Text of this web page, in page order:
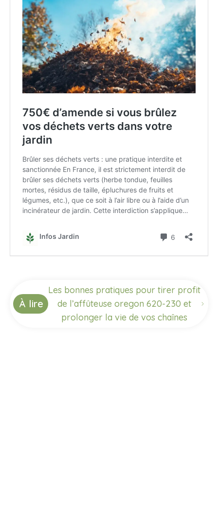
À lire
Les bonnes pratiques pour tirer profit
de l’affûteuse oregon 620-230 et
prolonger la vie de vos chaînes